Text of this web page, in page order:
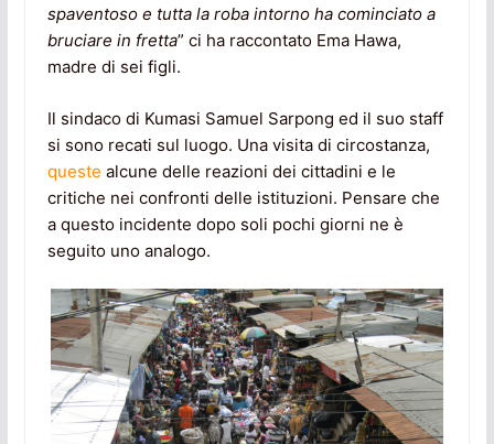
spaventoso e tutta la roba intorno ha cominciato a
bruciare in fretta” ci ha raccontato Ema Hawa,
madre di sei figli.
Il sindaco di Kumasi Samuel Sarpong ed il suo staff
si sono recati sul luogo. Una visita di circostanza,
queste alcune delle reazioni dei cittadini e le
critiche nei confronti delle istituzioni. Pensare che
a questo incidente dopo soli pochi giorni ne è
seguito uno analogo.